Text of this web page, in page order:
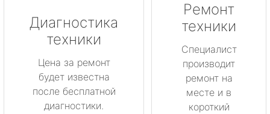
Диагностика
техники
Цена за ремонт
будет известна
после бесплатной
диагностики.
Ремонт
техники
Специалист
производит
ремонт на
месте и в
короткий